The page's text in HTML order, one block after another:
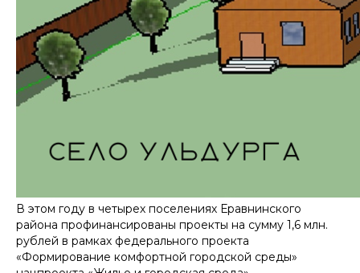
В этом году в четырех поселениях Еравнинского
района профинансированы проекты на сумму 1,6 млн.
рублей в рамках федерального проекта
«Формирование комфортной городской среды»